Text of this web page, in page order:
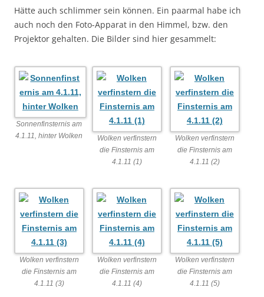
Hätte auch schlimmer sein können. Ein paarmal habe ich
auch noch den Foto-Apparat in den Himmel, bzw. den
Projektor gehalten. Die Bilder sind hier gesammelt:
Sonnenfinsternis am
4.1.11, hinter Wolken
Wolken verfinstern
die Finsternis am
4.1.11 (1)
Wolken verfinstern
die Finsternis am
4.1.11 (2)
Wolken verfinstern
die Finsternis am
4.1.11 (3)
Wolken verfinstern
die Finsternis am
4.1.11 (4)
Wolken verfinstern
die Finsternis am
4.1.11 (5)